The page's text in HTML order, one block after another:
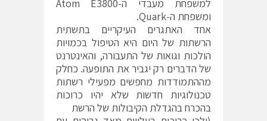
למשפחת מעבדי ה-Atom E3800
ומשפחת ה-Quark.
אחד האתגרים העיקריים בתשתית
הרשתות של היום היא הטיפול בכמויות
הולכות וגואות של התעבורה, והאינטרנט
של הדברים רק יגביר את התופעה. כחלק
מההתמודדות מחפשים מפעילי רשתות
טכנולוגיות חדשות שלא יהיו כרוכות
בהכרח בהגדלת הקיבולות של הרשת